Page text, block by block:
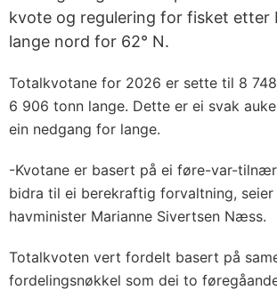
kvote og regulering for fisket etter
lange nord for 62° N.
Totalkvotane for 2026 er sette til 8
6 906 tonn lange. Dette er ei svak
ein nedgang for lange.
-Kvotane er basert på ei føre-var-
bidra til ei berekraftig forvaltning,
havminister Marianne Sivertsen Næss.
Totalkvoten vert fordelt basert på
fordelingsnøkkel som dei to